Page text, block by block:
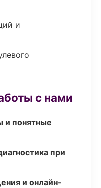
и
с нами
и понятные
при
и онлайн-